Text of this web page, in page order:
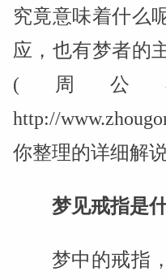
究竟意味着什么
应，也有梦者的
(周公
http://
你整理的详细解说
梦见戒指是
梦中的戒指